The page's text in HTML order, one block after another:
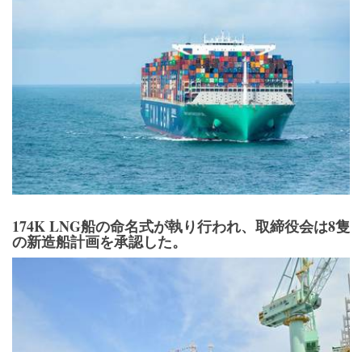
174K LNG船の命名式が執り行われ、取締役会は8隻
の新造船計画を承認した。